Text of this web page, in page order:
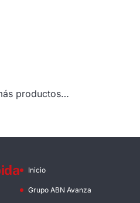
productos…
Inicio
Grupo ABN Avanza